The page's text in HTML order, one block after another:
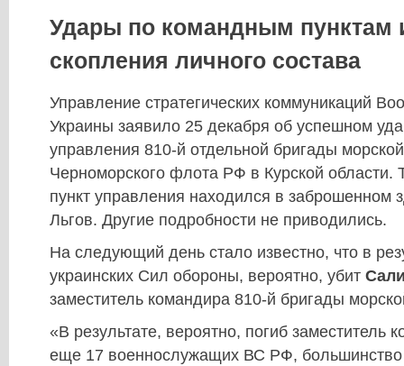
Удары по командным пунктам
скопления личного состава
Управление стратегических коммуникаций
Украины заявило 25 декабря об успешном
управления 810-й отдельной бригады
Черноморского флота РФ в Курской области.
пункт управления находился в заброшенном
Льгов. Другие подробности не приводились.
На следующий день стало известно, что в
украинских Сил обороны, вероятно, убит
заместитель командира 810-й бригады
«В результате, вероятно, погиб заместитель
еще 17 военнослужащих ВС РФ, большинство